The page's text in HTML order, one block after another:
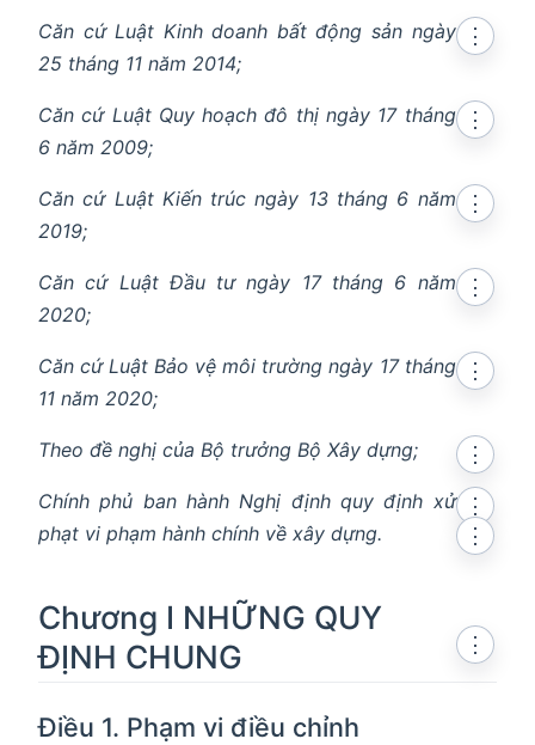
Căn cứ Luật Kinh doanh bất động sản ngày
25 tháng 11 năm 2014;
⋮
Căn cứ Luật Quy hoạch đô thị ngày 17 tháng
6 năm 2009;
⋮
Căn cứ Luật Kiến trúc ngày 13 tháng 6 năm
2019;
⋮
Căn cứ Luật Đầu tư ngày 17 tháng 6 năm
2020;
⋮
Căn cứ Luật Bảo vệ môi trường ngày 17 tháng
11 năm 2020;
⋮
Theo đề nghị của Bộ trưởng Bộ Xây dựng;
⋮
Chính phủ ban hành Nghị định quy định xử
phạt vi phạm hành chính về xây dựng.
⋮
Chương I NHỮNG QUY
ĐỊNH CHUNG
⋮
Điều 1. Phạm vi điều chỉnh
⋮